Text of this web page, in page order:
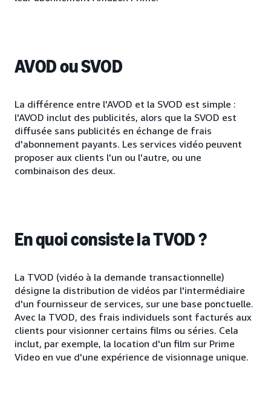
AVOD ou SVOD
La différence entre l'AVOD et la SVOD est simple :
l'AVOD inclut des publicités, alors que la SVOD est
diffusée sans publicités en échange de frais
d'abonnement payants. Les services vidéo peuvent
proposer aux clients l'un ou l'autre, ou une
combinaison des deux.
En quoi consiste la TVOD ?
La TVOD (vidéo à la demande transactionnelle)
désigne la distribution de vidéos par l'intermédiaire
d'un fournisseur de services, sur une base ponctuelle.
Avec la TVOD, des frais individuels sont facturés aux
clients pour visionner certains films ou séries. Cela
inclut, par exemple, la location d'un film sur Prime
Video en vue d'une expérience de visionnage unique.